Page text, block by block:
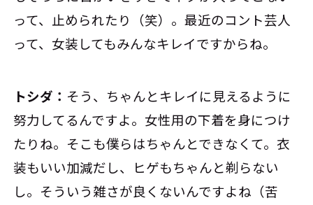
って、止められたり（笑）。最近のコント芸人
って、女装してもみんなキレイですからね。
トシダ： そう、ちゃんとキレイに見えるように
努力してるんですよ。女性用の下着を身につけ
たりね。そこも僕らはちゃんとできなくて。衣
装もいい加減だし、ヒゲもちゃんと剃らない
し。そういう雑さが良くないんですよね（苦